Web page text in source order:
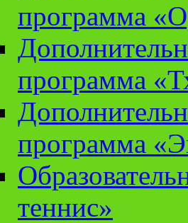
программа
программа
программа
теннис»